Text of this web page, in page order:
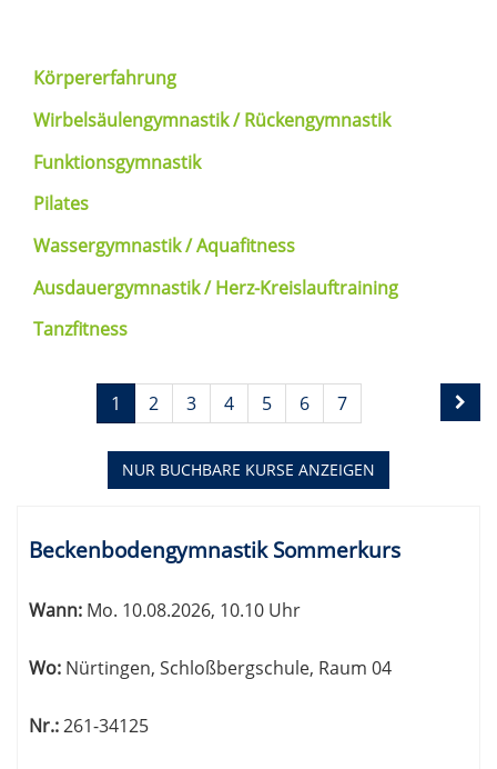
Körpererfahrung
Wirbelsäulengymnastik / Rückengymnastik
Funktionsgymnastik
Pilates
Wassergymnastik / Aquafitness
Ausdauergymnastik / Herz-Kreislauftraining
Tanzfitness
Seiten
blättern
1 2 3 4 5 6 7
NUR BUCHBARE KURSE ANZEIGEN
Tabellenüberschriften
können
werden.
Beckenbodengymnastik Sommerkurs
Wann: Mo. 10.08.2026, 10.10 Uhr
Wo: Nürtingen, Schloßbergschule, Raum 04
Nr.:261-34125